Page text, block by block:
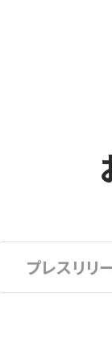
プレスリリ